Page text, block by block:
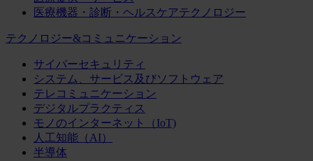
医療機器・診断・ヘルスケアテクノロジー
テクノロジー&コミュニケーション
サイバーセキュリティ
システム、サービス及びソフトウェア
テレコミュニケーション
デジタルプラクティス
モノのインターネット（IoT)
人工知能（AI）
半導体